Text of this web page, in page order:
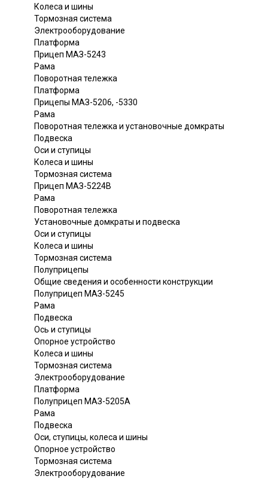
Колеса и шины
Тормозная система
Электрооборудование
Платформа
Прицеп МАЗ-5243
Рама
Поворотная тележка
Платформа
Прицепы МАЗ-5206, -5330
Рама
Поворотная тележка и установочные домкраты
Подвеска
Оси и ступицы
Колеса и шины
Тормозная система
Прицеп МАЗ-5224В
Рама
Поворотная тележка
Установочные домкраты и подвеска
Оси и ступицы
Колеса и шины
Тормозная система
Полуприцепы
Общие сведения и особенности конструкции
Полуприцеп МАЗ-5245
Рама
Подвеска
Ось и ступицы
Опорное устройство
Колеса и шины
Тормозная система
Электрооборудование
Платформа
Полуприцеп МАЗ-5205А
Рама
Подвеска
Оси, ступицы, колеса и шины
Опорное устройство
Тормозная система
Электрооборудование